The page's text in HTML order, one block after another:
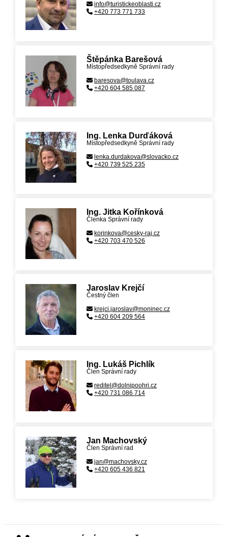
info@turistickeoblasti.cz
+420 773 771 733
Štěpánka Barešová
Místopředsedkyně Správní rady
baresova@toulava.cz
+420 604 585 087
Ing. Lenka Durďáková
Místopředsedkyně Správní rady
lenka.durdakova@slovacko.cz
+420 739 525 235
Ing. Jitka Kořínková
Členka Správní rady
korinkova@cesky-raj.cz
+420 703 470 526
Jaroslav Krejčí
Čestný člen
krejci.jaroslav@moninec.cz
+420 604 209 564
Ing. Lukáš Pichlík
Člen Správní rady
reditel@dolnipoohri.cz
+420 731 086 714
Jan Machovský
Člen Správní rad
jan@machovsky.cz
+420 605 436 821